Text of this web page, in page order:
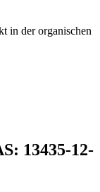
in der organischen
13435-12-